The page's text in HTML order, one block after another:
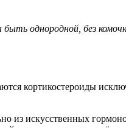
однородной, без
кортикостероиды
из искусственных